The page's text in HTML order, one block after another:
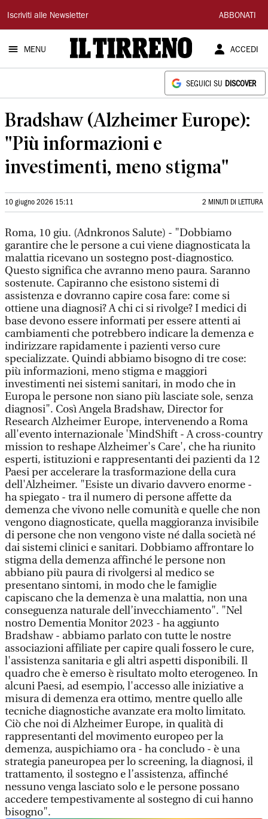
Il
Tirreno
Iscriviti alle Newsletter ABBONATI
MENU ACCEDI
SEGUICI SU DISCOVER
Bradshaw (Alzheimer Europe):
"Più informazioni e
investimenti, meno stigma"
10 giugno 2026 15:11 2 MINUTI DI LETTURA
Roma, 10 giu. (Adnkronos Salute) - "Dobbiamo
garantire che le persone a cui viene diagnosticata la
malattia ricevano un sostegno post-diagnostico.
Questo significa che avranno meno paura. Saranno
sostenute. Capiranno che esistono sistemi di
assistenza e dovranno capire cosa fare: come si
ottiene una diagnosi? A chi ci si rivolge? I medici di
base devono essere informati per essere attenti ai
cambiamenti che potrebbero indicare la demenza e
indirizzare rapidamente i pazienti verso cure
specializzate. Quindi abbiamo bisogno di tre cose:
più informazioni, meno stigma e maggiori
investimenti nei sistemi sanitari, in modo che in
Europa le persone non siano più lasciate sole, senza
diagnosi". Così Angela Bradshaw, Director for
Research Alzheimer Europe, intervenendo a Roma
all'evento internazionale 'MindShift - A cross-country
mission to reshape Alzheimer's Care', che ha riunito
esperti, istituzioni e rappresentanti dei pazienti da 12
Paesi per accelerare la trasformazione della cura
dell'Alzheimer. "Esiste un divario davvero enorme -
ha spiegato - tra il numero di persone affette da
demenza che vivono nelle comunità e quelle che non
vengono diagnosticate, quella maggioranza invisibile
di persone che non vengono viste né dalla società né
dai sistemi clinici e sanitari. Dobbiamo affrontare lo
stigma della demenza affinché le persone non
abbiano più paura di rivolgersi al medico se
presentano sintomi, in modo che le famiglie
capiscano che la demenza è una malattia, non una
conseguenza naturale dell’invecchiamento". "Nel
nostro Dementia Monitor 2023 - ha aggiunto
Bradshaw - abbiamo parlato con tutte le nostre
associazioni affiliate per capire quali fossero le cure,
l'assistenza sanitaria e gli altri aspetti disponibili. Il
quadro che è emerso è risultato molto eterogeneo. In
alcuni Paesi, ad esempio, l'accesso alle iniziative a
misura di demenza era ottimo, mentre quello alle
tecniche diagnostiche avanzate era molto limitato.
Ciò che noi di Alzheimer Europe, in qualità di
rappresentanti del movimento europeo per la
demenza, auspichiamo ora - ha concludo - è una
strategia paneuropea per lo screening, la diagnosi, il
trattamento, il sostegno e l’assistenza, affinché
nessuno venga lasciato solo e le persone possano
accedere tempestivamente al sostegno di cui hanno
bisogno".